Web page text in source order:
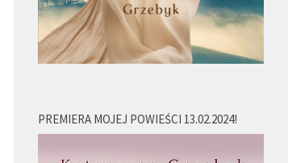
PREMIERA MOJEJ POWIEŚCI 13.02.2024!